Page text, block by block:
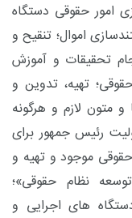
امور حقوقی دستگاه
اموال؛ تنقیح و
تحقیقات و آموزش
تهیه، تدوین و
متون لازم و هرگونه
رئیس جمهور برای
موجود و تهیه و
نظام حقوقی»؛
های اجرایی و